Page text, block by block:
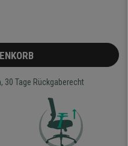
, 30 Tage Rückgaberecht